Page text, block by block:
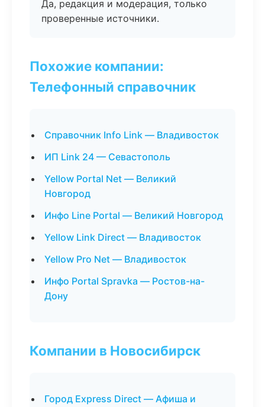
Да, редакция и модерация, только
проверенные источники.
Похожие компании:
Телефонный справочник
Справочник Info Link — Владивосток
ИП Link 24 — Севастополь
Yellow Portal Net — Великий
Новгород
Инфо Line Portal — Великий Новгород
Yellow Link Direct — Владивосток
Yellow Pro Net — Владивосток
Инфо Portal Spravka — Ростов-на-
Дону
Компании в Новосибирск
Город Express Direct — Афиша и